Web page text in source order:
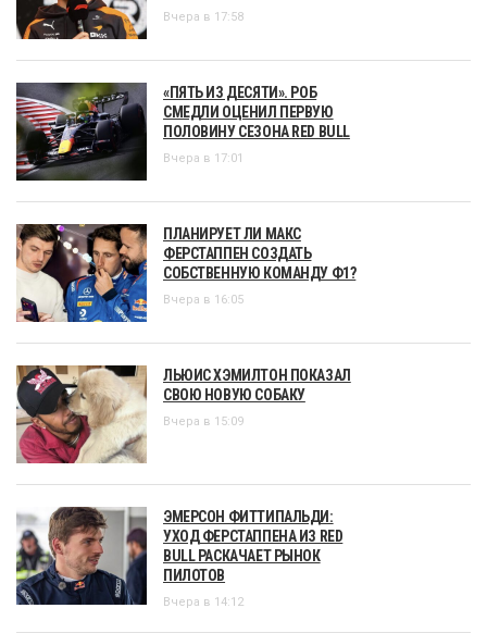
Вчера в 17:58
«ПЯТЬ ИЗ ДЕСЯТИ». РОБ
СМЕДЛИ ОЦЕНИЛ ПЕРВУЮ
ПОЛОВИНУ СЕЗОНА RED BULL
Вчера в 17:01
ПЛАНИРУЕТ ЛИ МАКС
ФЕРСТАППЕН СОЗДАТЬ
СОБСТВЕННУЮ КОМАНДУ Ф1?
Вчера в 16:05
ЛЬЮИС ХЭМИЛТОН ПОКАЗАЛ
СВОЮ НОВУЮ СОБАКУ
Вчера в 15:09
ЭМЕРСОН ФИТТИПАЛЬДИ:
УХОД ФЕРСТАППЕНА ИЗ RED
BULL РАСКАЧАЕТ РЫНОК
ПИЛОТОВ
Вчера в 14:12